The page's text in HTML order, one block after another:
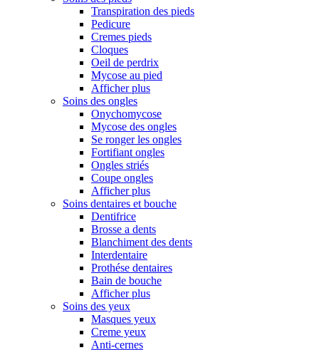
Transpiration des pieds
Pedicure
Cremes pieds
Cloques
Oeil de perdrix
Mycose au pied
Afficher plus
Soins des ongles
Onychomycose
Mycose des ongles
Se ronger les ongles
Fortifiant ongles
Ongles striés
Coupe ongles
Afficher plus
Soins dentaires et bouche
Dentifrice
Brosse a dents
Blanchiment des dents
Interdentaire
Prothése dentaires
Bain de bouche
Afficher plus
Soins des yeux
Masques yeux
Creme yeux
Anti-cernes